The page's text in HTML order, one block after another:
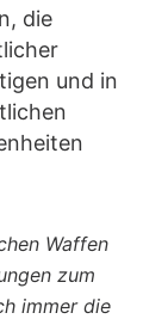
die
und in
Waffen
zum
immer die